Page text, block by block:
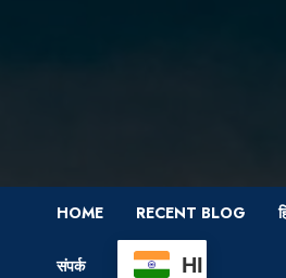
HOME RECENT BLOG
संपर्क HI